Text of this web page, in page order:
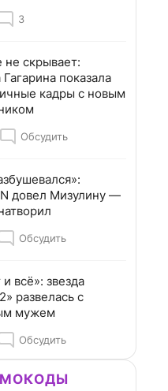
3
скрывает:
показала
кадры с новым
Обсудить
довел Мизулину —
Обсудить
и всё»: звезда
развелась с
мужем
Обсудить